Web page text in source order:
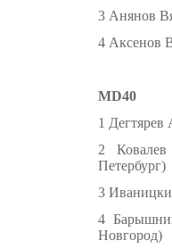
3 Анянов
4 Аксенов
MD40
1
2 Ковалев
Петербург)
3
4
Новгород)